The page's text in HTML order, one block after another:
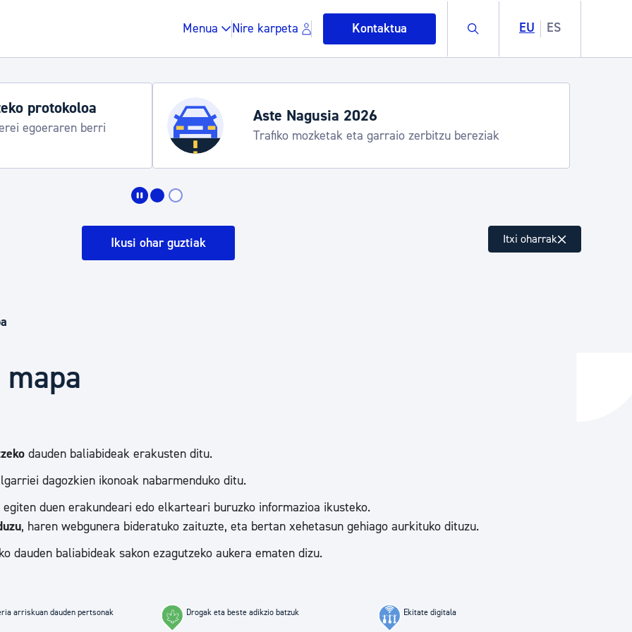
Menua Nire karpeta Kontaktua Buscar EU ES
Gune publikoa, hondakinak eta ingurumena
Kultura
Turismoa
Udako ordutegiak eta zerbitzuak
Udalinfo, Donostia Kirola, Donostia Kultura, San Telmo,
Urgull, Hondalea, Turismoa
Ikusi ohar guztiak Itxi oharrak
dauden baliabideak erakusten ditu.
dagozkien ikonoak nabarmenduko ditu.
duen erakundeari edo elkarteari buruzko informazioa ikusteko.
, haren webgunera bideratuko zaituzte, eta bertan xehetasun gehiago aurkituko dituzu.
dauden baliabideak sakon ezagutzeko aukera ematen dizu.
arriskuan dauden pertsonak Drogak eta beste adikzio batzuk Ekitate digitala